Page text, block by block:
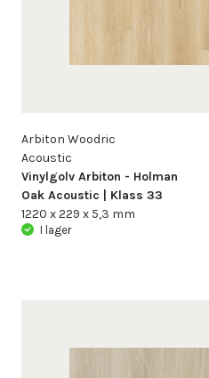
Arbiton Woodric
Acoustic
Vinylgolv Arbiton - Holman
Oak Acoustic | Klass 33
1220 x 229 x 5,3 mm
I lager